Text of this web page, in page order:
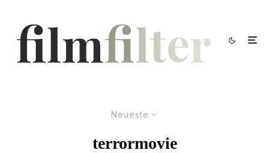
Neueste
terrormovie